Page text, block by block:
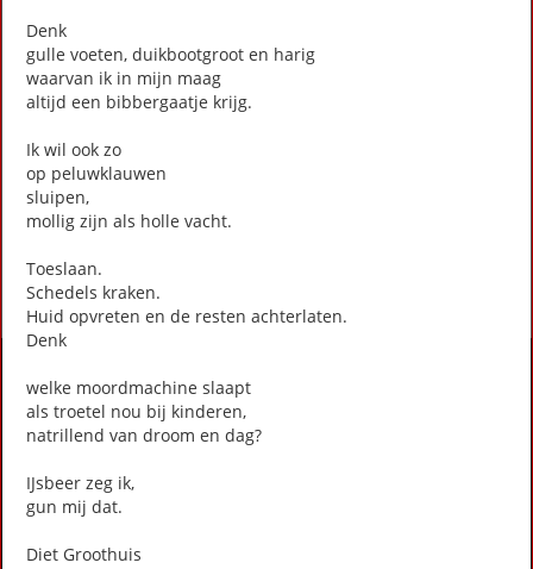
Melkkloppertje
Nu nodig (Stadsgedicht 26)
Supermens
Toveren (stadsgedicht 4)
Voor wie ons wil (Stadsgedicht 32)
Voorbij onze ogen (Stadsgedicht 30)
winterliedje (Stadsgedicht 16)
«First‹Previous
Denk
gulle voeten, duikbootgroot en harig
waarvan ik in mijn maag
altijd een bibbergaatje krijg.
Ik wil ook zo
op peluwklauwen
sluipen,
mollig zijn als holle vacht.
Toeslaan.
Schedels kraken.
Huid opvreten en de resten achterlaten.
Denk
welke moordmachine slaapt
als troetel nou bij kinderen,
natrillend van droom en dag?
IJsbeer zeg ik,
gun mij dat.
Diet Groothuis
Lezingen door en over schrijvers
Stadsdichtersduo van Zeist
Literatuurprijs Zeist
Leesclubs / leesgroepen